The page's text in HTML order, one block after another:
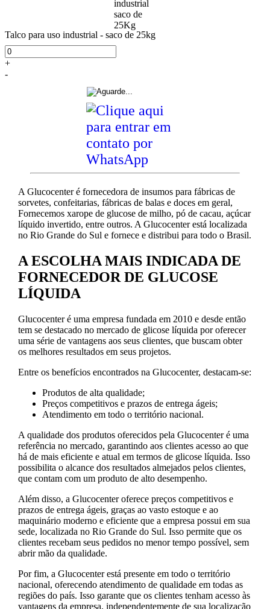
Talco para uso industrial - saco de 25kg
+
-
A Glucocenter é fornecedora de insumos para fábricas de
sorvetes, confeitarias, fábricas de balas e doces em geral,
Fornecemos xarope de glucose de milho, pó de cacau, açúcar
líquido invertido, entre outros. A Glucocenter está localizada
no Rio Grande do Sul e fornece e distribui para todo o Brasil.
A ESCOLHA MAIS INDICADA DE
FORNECEDOR DE GLUCOSE
LÍQUIDA
Glucocenter é uma empresa fundada em 2010 e desde então
tem se destacado no mercado de glicose líquida por oferecer
uma série de vantagens aos seus clientes, que buscam obter
os melhores resultados em seus projetos.
Entre os benefícios encontrados na Glucocenter, destacam-se:
Produtos de alta qualidade;
Preços competitivos e prazos de entrega ágeis;
Atendimento em todo o território nacional.
A qualidade dos produtos oferecidos pela Glucocenter é uma
referência no mercado, garantindo aos clientes acesso ao que
há de mais eficiente e atual em termos de glicose líquida. Isso
possibilita o alcance dos resultados almejados pelos clientes,
que contam com um produto de alto desempenho.
Além disso, a Glucocenter oferece preços competitivos e
prazos de entrega ágeis, graças ao vasto estoque e ao
maquinário moderno e eficiente que a empresa possui em sua
sede, localizada no Rio Grande do Sul. Isso permite que os
clientes recebam seus pedidos no menor tempo possível, sem
abrir mão da qualidade.
Por fim, a Glucocenter está presente em todo o território
nacional, oferecendo atendimento de qualidade em todas as
regiões do país. Isso garante que os clientes tenham acesso às
vantagens da empresa, independentemente de sua localização